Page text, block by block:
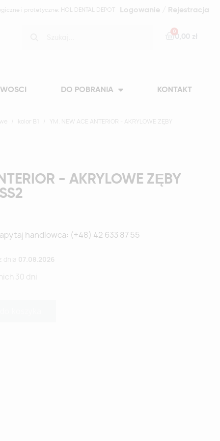
i protetyczne: HOL DENTAL DEPOT Logowanie / Rejestracja
0,00 zł
DO POBRANIA KONTAKT
kolor B1 YM. NEW ACE ANTERIOR - AKRYLOWE ZĘBY
- AKRYLOWE ZĘBY
handlowca: (+48) 42 633 87 55
dnia 07.08.2026
30 dni